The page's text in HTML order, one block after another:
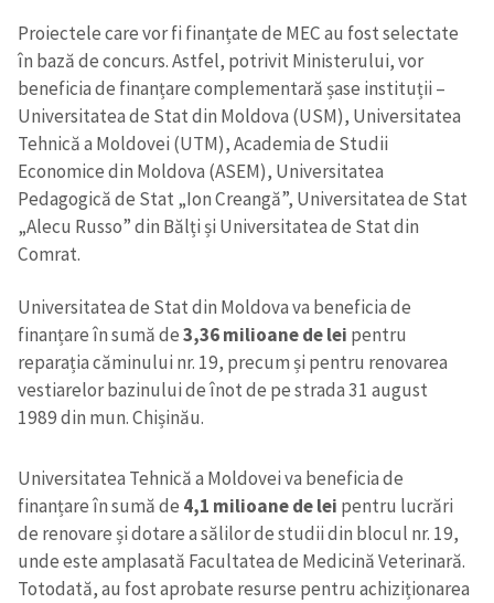
Proiectele care vor fi finanțate de MEC au fost selectate
în bază de concurs. Astfel, potrivit Ministerului, vor
beneficia de finanțare complementară șase instituții –
Universitatea de Stat din Moldova (USM), Universitatea
Tehnică a Moldovei (UTM), Academia de Studii
Economice din Moldova (ASEM), Universitatea
Pedagogică de Stat „Ion Creangă”, Universitatea de Stat
„Alecu Russo” din Bălți și Universitatea de Stat din
Comrat.
Universitatea de Stat din Moldova va beneficia de
finanțare în sumă de3,36 milioane de lei pentru
reparația căminului nr. 19, precum și pentru renovarea
vestiarelor bazinului de înot de pe strada 31 august
1989 din mun. Chișinău.
Universitatea Tehnică a Moldovei va beneficia de
finanțare în sumă de 4,1 milioane de lei pentru lucrări
de renovare și dotare a sălilor de studii din blocul nr. 19,
unde este amplasată Facultatea de Medicină Veterinară.
Totodată, au fost aprobate resurse pentru achiziționarea